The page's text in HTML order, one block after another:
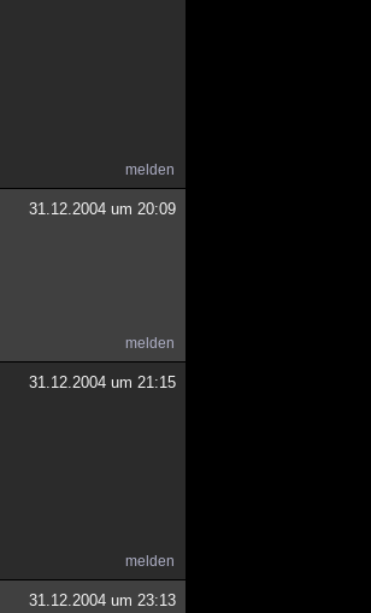
melden
31.12.2004 um 20:09
melden
31.12.2004 um 21:15
melden
31.12.2004 um 23:13